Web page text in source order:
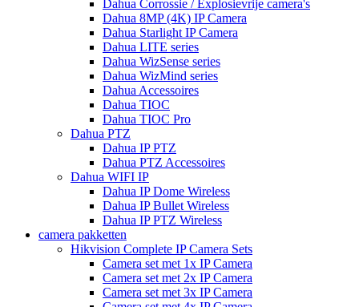
Dahua Corrossie / Explosievrije camera's
Dahua 8MP (4K) IP Camera
Dahua Starlight IP Camera
Dahua LITE series
Dahua WizSense series
Dahua WizMind series
Dahua Accessoires
Dahua TIOC
Dahua TIOC Pro
Dahua PTZ
Dahua IP PTZ
Dahua PTZ Accessoires
Dahua WIFI IP
Dahua IP Dome Wireless
Dahua IP Bullet Wireless
Dahua IP PTZ Wireless
camera pakketten
Hikvision Complete IP Camera Sets
Camera set met 1x IP Camera
Camera set met 2x IP Camera
Camera set met 3x IP Camera